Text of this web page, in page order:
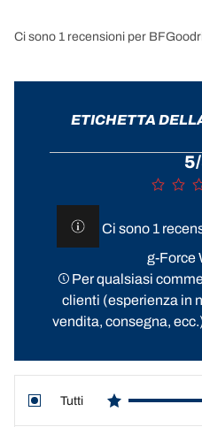
Ci sono 1 recensioni per
ETICHETTA
Ci sono 1
g-Force
Per qualsiasi
clienti (esperienza in
vendita, consegna,
Tutti
star reviews